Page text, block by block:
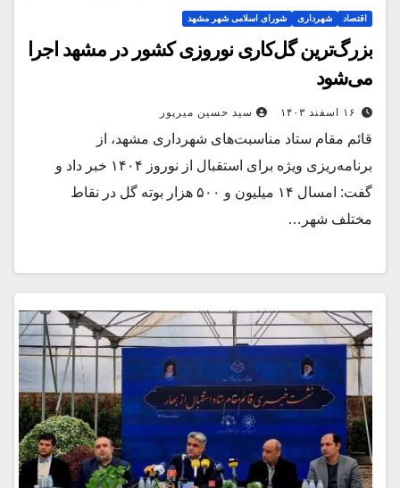
اقتصاد شهرداری شورای اسلامی شهر مشهد
بزرگ‌ترین گل‌کاری نوروزی کشور در مشهد اجرا
می‌شود
۱۶ اسفند ۱۴۰۳ سید حسین میرپور
قائم مقام ستاد مناسبت‌های شهرداری مشهد، از
برنامه‌ریزی ویژه برای استقبال از نوروز ۱۴۰۴ خبر داد و
گفت: امسال ۱۴ میلیون و ۵۰۰ هزار بوته گل در نقاط
مختلف شهر…